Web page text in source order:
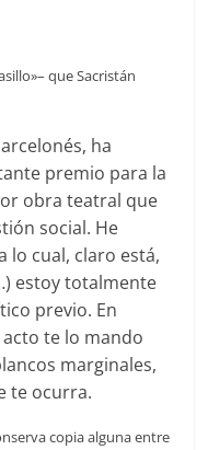
que Sacristán
ha
premio para la
obra teatral que
social. He
lo cual, claro está,
estoy totalmente
previo. En
te lo mando
marginales,
te ocurra.
copia alguna entre